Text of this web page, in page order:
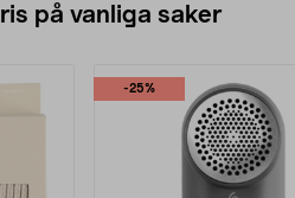
på vanliga saker
-25%